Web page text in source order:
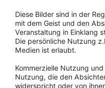
Diese Bilder sind in der
mit dem Geist und den
Veranstaltung in Einklang
Die persönliche Nutzung
Medien ist erlaubt.
Kommerzielle Nutzung
Nutzung, die den
widerspricht oder von